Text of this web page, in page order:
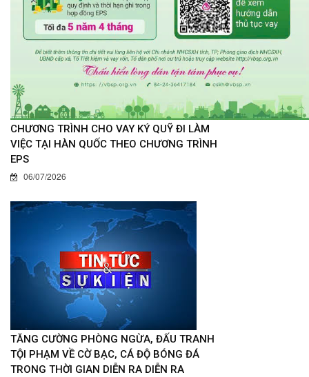
CHƯƠNG TRÌNH CHO VAY KÝ QUỸ ĐI LÀM
VIỆC TẠI HÀN QUỐC THEO CHƯƠNG TRÌNH
EPS
06/07/2026
TĂNG CƯỜNG PHÒNG NGỪA, ĐẤU TRANH
TỘI PHẠM VỀ CỜ BẠC, CÁ ĐỘ BÓNG ĐÁ
TRONG THỜI GIAN DIỄN RA DIỄN RA